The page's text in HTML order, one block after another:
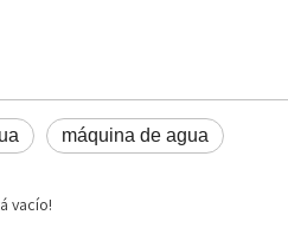
máquina de agua
vacío!